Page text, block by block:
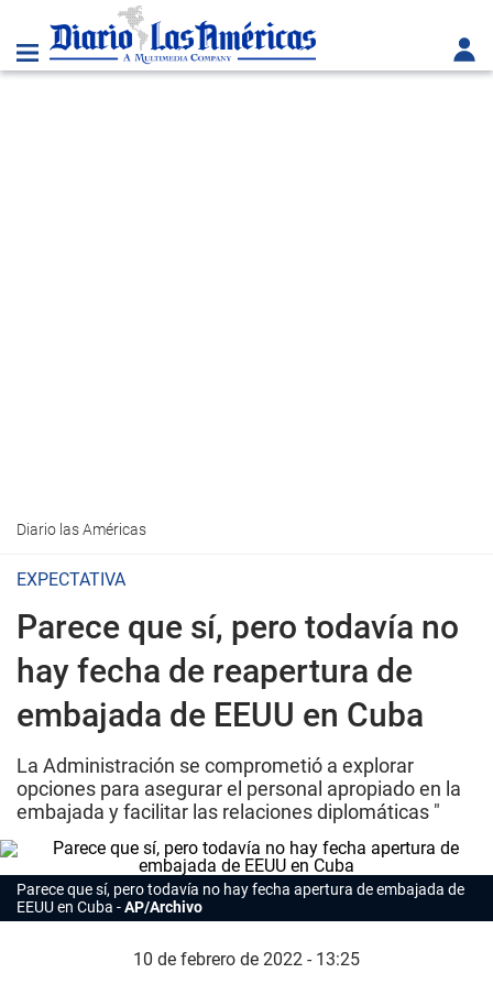
Diario las Américas
EXPECTATIVA
Parece que sí, pero todavía no
hay fecha de reapertura de
embajada de EEUU en Cuba
La Administración se comprometió a explorar
opciones para asegurar el personal apropiado en la
embajada y facilitar las relaciones diplomáticas "
Parece que sí, pero todavía no hay fecha apertura de embajada de
EEUU en Cuba
AP/Archivo
10 de febrero de 2022 - 13:25